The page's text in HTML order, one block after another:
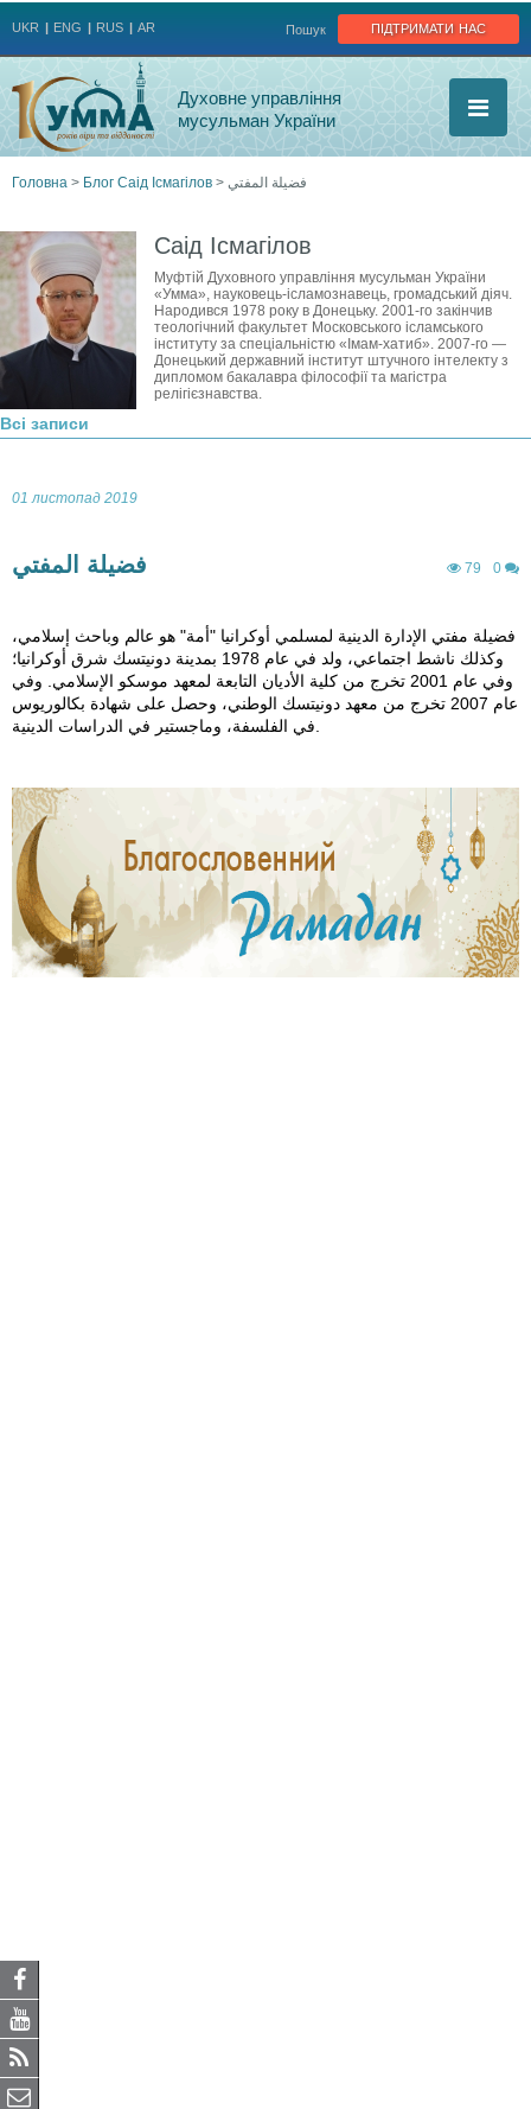
підтримати нас
Пошук
UKR ENG RUS AR
Духовне управління
мусульман України
є
тут
Головна > Блог Саід Ісмагілов > فضيلة المفتي
Саід Ісмагілов
Муфтій Духовного управління мусульман України
«Умма», науковець-ісламознавець, громадський діяч.
Народився 1978 року в Донецьку. 2001‑го закінчив
теологічний факультет Московського ісламського
інституту за спеціальністю «Імам-хатиб». 2007‑го —
Донецький державний інститут штучного інтелекту з
дипломом бакалавра філософії та магістра
релігієзнавства.
Всі записи
01 листопад 2019
79 0 فضيلة المفتي
فضيلة مفتي الإدارة الدينية لمسلمي أوكرانيا "أمة" هو عالم وباحث إسلامي،
وكذلك ناشط اجتماعي، ولد في عام 1978 بمدينة دونيتسك شرق أوكرانيا؛
وفي عام 2001 تخرج من كلية الأديان التابعة لمعهد موسكو الإسلامي. وفي
عام 2007 تخرج من معهد دونيتسك الوطني، وحصل على شهادة بكالوريوس